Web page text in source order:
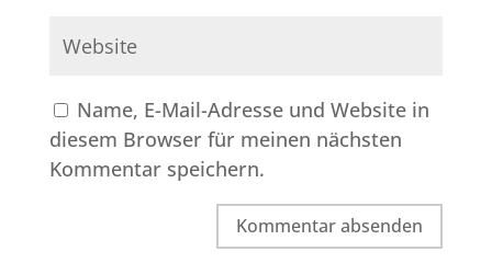
Name, E-Mail-Adresse und Website in
diesem Browser für meinen nächsten
Kommentar speichern.